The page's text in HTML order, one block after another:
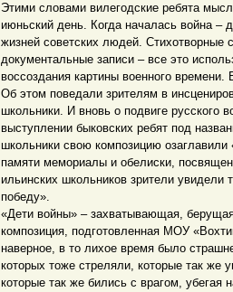
Этими словами вилегодские ребята
июньский день. Когда началась война
жизней советских людей. Стихотворные
документальные записи – все это
воссоздания картины военного
Об этом поведали зрителям в
школьники. И вновь о подвиге русского
выступлении быковских ребят под
школьники свою композицию
памяти мемориалы и обелиски,
ильинских школьников зрители увидели
победу».
«Дети войны» – захватывающая,
композиция, подготовленная МОУ
наверное, в то лихое время было
которых тоже стреляли, которые так же
которые так же бились с врагом, убегая